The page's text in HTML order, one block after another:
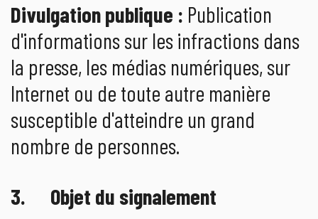
Divulgation publique : Publication
d'informations sur les infractions dans
la presse, les médias numériques, sur
Internet ou de toute autre manière
susceptible d'atteindre un grand
nombre de personnes.
3. Objet du signalement